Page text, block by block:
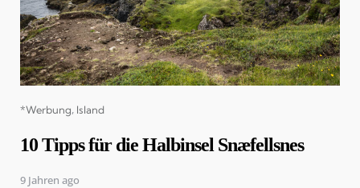
Categories
*Werbung Island
10 Tipps für die Halbinsel Snæfellsnes
9 Jahren ago